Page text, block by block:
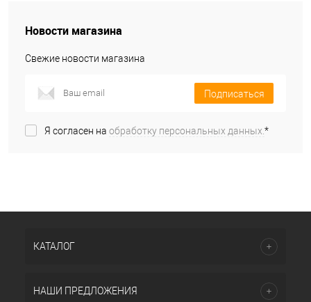
Новости магазина
Свежие новости магазина
Подписаться
Я согласен на обработку персональных данных.*
КАТАЛОГ
НАШИ ПРЕДЛОЖЕНИЯ